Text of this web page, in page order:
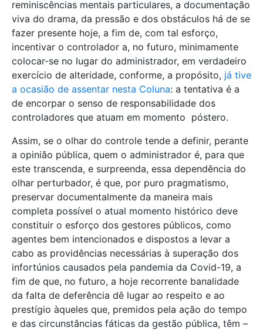
reminiscências mentais particulares, a documentação
viva do drama, da pressão e dos obstáculos há de se
fazer presente hoje, a fim de, com tal esforço,
incentivar o controlador a, no futuro, minimamente
colocar-se no lugar do administrador, em verdadeiro
exercício de alteridade, conforme, a propósito, já tive
a ocasião de assentar nesta Coluna: a tentativa é a
de encorpar o senso de responsabilidade dos
controladores que atuam em momento póstero.
Assim, se o olhar do controle tende a definir, perante
a opinião pública, quem o administrador é, para que
este transcenda, e surpreenda, essa dependência do
olhar perturbador, é que, por puro pragmatismo,
preservar documentalmente da maneira mais
completa possível o atual momento histórico deve
constituir o esforço dos gestores públicos, como
agentes bem intencionados e dispostos a levar a
cabo as providências necessárias à superação dos
infortúnios causados pela pandemia da Covid-19, a
fim de que, no futuro, a hoje recorrente banalidade
da falta de deferência dê lugar ao respeito e ao
prestígio àqueles que, premidos pela ação do tempo
e das circunstâncias fáticas da gestão pública, têm –